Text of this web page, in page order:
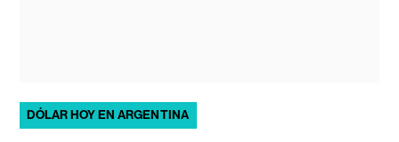
DÓLAR HOY EN ARGENTINA